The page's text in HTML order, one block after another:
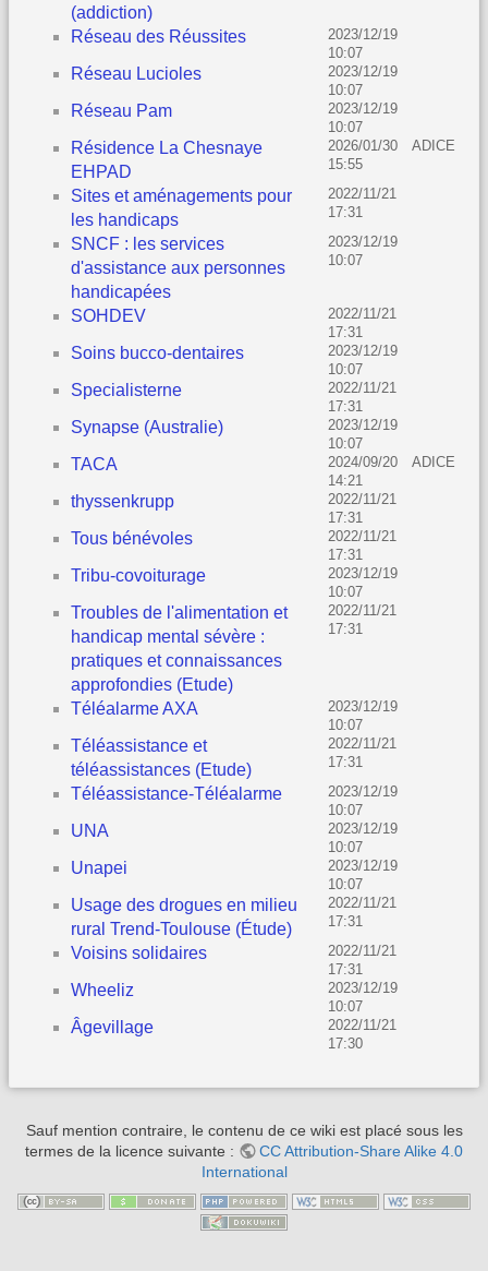
(addiction)
Réseau des Réussites
2023/12/19
10:07
Réseau Lucioles
2023/12/19
10:07
Réseau Pam
2023/12/19
10:07
Résidence La Chesnaye
EHPAD
2026/01/30
15:55
ADICE
Sites et aménagements pour
les handicaps
2022/11/21
17:31
SNCF : les services
d'assistance aux personnes
handicapées
2023/12/19
10:07
SOHDEV
2022/11/21
17:31
Soins bucco-dentaires
2023/12/19
10:07
Specialisterne
2022/11/21
17:31
Synapse (Australie)
2023/12/19
10:07
TACA
2024/09/20
14:21
ADICE
thyssenkrupp
2022/11/21
17:31
Tous bénévoles
2022/11/21
17:31
Tribu-covoiturage
2023/12/19
10:07
Troubles de l'alimentation et
handicap mental sévère :
pratiques et connaissances
approfondies (Etude)
2022/11/21
17:31
Téléalarme AXA
2023/12/19
10:07
Téléassistance et
téléassistances (Etude)
2022/11/21
17:31
Téléassistance-Téléalarme
2023/12/19
10:07
UNA
2023/12/19
10:07
Unapei
2023/12/19
10:07
Usage des drogues en milieu
rural Trend-Toulouse (Étude)
2022/11/21
17:31
Voisins solidaires
2022/11/21
17:31
Wheeliz
2023/12/19
10:07
Âgevillage
2022/11/21
17:30
Sauf mention contraire, le contenu de ce wiki est placé sous les
termes de la licence suivante :
CC Attribution-Share Alike 4.0
International